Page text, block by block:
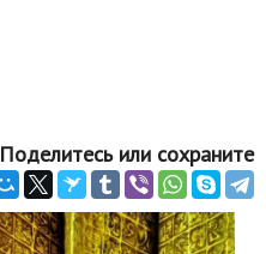
Поделитесь или сохраните